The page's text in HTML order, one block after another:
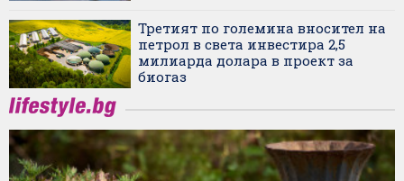
Третият по големина вносител на
петрол в света инвестира 2,5
милиарда долара в проект за
биогаз